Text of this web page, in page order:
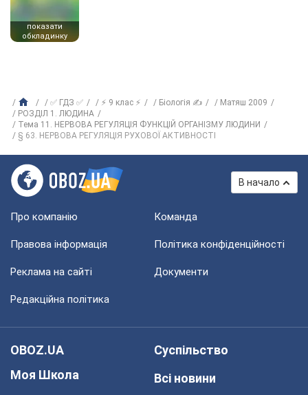
показати
обкладинку
✅ ГДЗ ✅ ⚡ 9 клас ⚡ Біологія ✍
Матяш 2009
РОЗДІЛ 1. ЛЮДИНА
Тема 11. НЕРВОВА РЕГУЛЯЦІЯ ФУНКЦІЙ ОРГАНІЗМУ ЛЮДИНИ
§ 63. НЕРВОВА РЕГУЛЯЦІЯ РУХОВОЇ АКТИВНОСТІ
В начало
Про компанію Команда
Правова інформація Політика конфіденційності
Реклама на сайті Документи
Редакційна політика
OBOZ.UA
Моя Школа
Суспільство
Всі новини